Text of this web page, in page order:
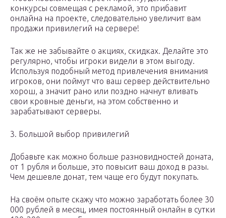
конкурсы совмещая с рекламой, это прибавит
онлайна на проекте, следовательно увеличит вам
продажи привилегий на сервере!
Так же не забывайте о акциях, скидках. Делайте это
регулярно, чтобы игроки видели в этом выгоду.
Используя подобный метод привлечения внимания
игроков, они поймут что ваш сервер действительно
хорош, а значит рано или поздно начнут вливать
свои кровные деньги, на этом собственно и
зарабатывают серверы.
3. Большой выбор привилегий
Добавьте как можно больше разновидностей доната,
от 1 рубля и больше, это повысит ваш доход в разы.
Чем дешевле донат, тем чаще его будут покупать.
На своём опыте скажу что можно заработать более 30
000 рублей в месяц, имея постоянный онлайн в сутки